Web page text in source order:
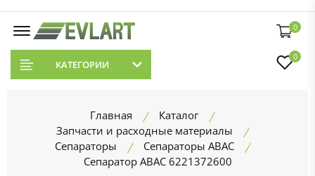
0
КАТЕГОРИИ
0
Главная
Каталог
Запчасти и расходные материалы
Сепараторы
Сепараторы ABAC
Сепаратор ABAC 6221372600